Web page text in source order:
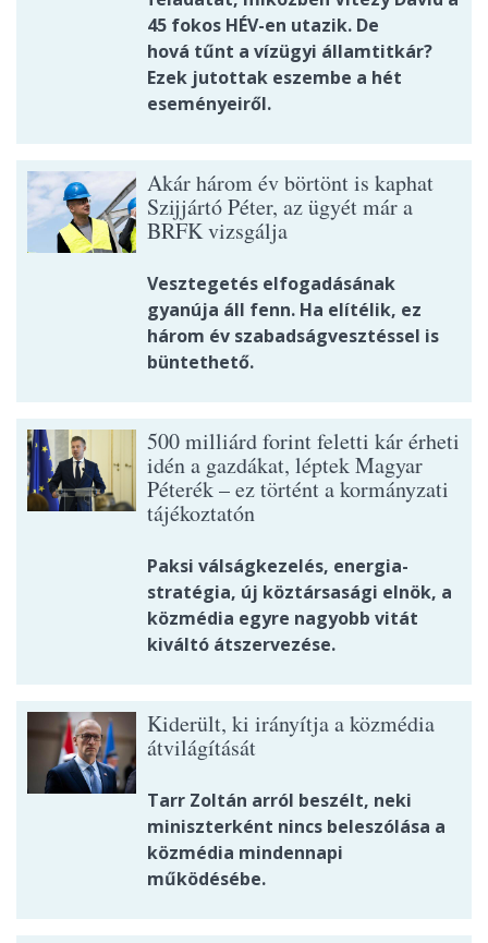
45 fokos HÉV-en utazik. De
hová tűnt a vízügyi államtitkár?
Ezek jutottak eszembe a hét
eseményeiről.
Akár három év börtönt is kaphat
Szijjártó Péter, az ügyét már a
BRFK vizsgálja
Vesztegetés elfogadásának
gyanúja áll fenn. Ha elítélik, ez
három év szabadságvesztéssel is
büntethető.
500 milliárd forint feletti kár érheti
idén a gazdákat, léptek Magyar
Péterék – ez történt a kormányzati
tájékoztatón
Paksi válságkezelés, energia-
stratégia, új köztársasági elnök, a
közmédia egyre nagyobb vitát
kiváltó átszervezése.
Kiderült, ki irányítja a közmédia
átvilágítását
Tarr Zoltán arról beszélt, neki
miniszterként nincs beleszólása a
közmédia mindennapi
működésébe.